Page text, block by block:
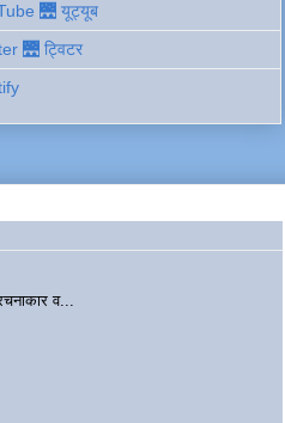
🌉 यूट्यूब
🌉 ट्विटर
व...